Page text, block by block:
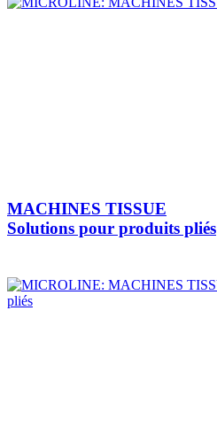
MACHINES TISSUE
Solutions pour produits pliés